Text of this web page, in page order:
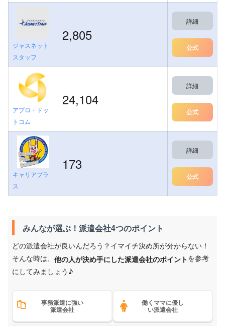
ジャスネット
スタッフ
2,805
詳細
公式
アプロ・ドッ
トコム
24,104
詳細
公式
キャリアプラ
ス
173
詳細
公式
みんなが選ぶ！派遣会社4つのポイント
どの派遣会社が良いんだろう？イマイチ決め所が分からない！
そんな時は、 他の人が決め手にした派遣会社のポイントを参考
にしてみましょう♪
事務派遣に強い
派遣会社
働くママに優し
い派遣会社